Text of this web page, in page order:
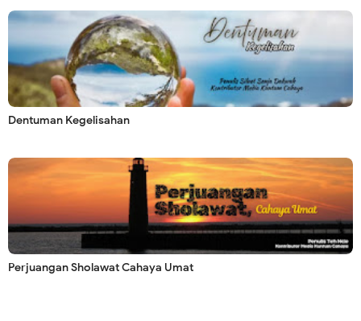
Dentuman Kegelisahan
Perjuangan Sholawat Cahaya Umat